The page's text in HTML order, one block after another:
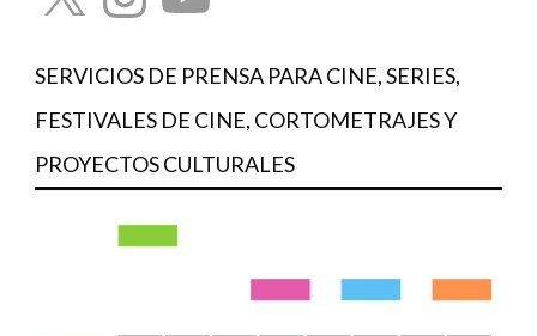
SERVICIOS DE PRENSA PARA CINE, SERIES,
FESTIVALES DE CINE, CORTOMETRAJES Y
PROYECTOS CULTURALES